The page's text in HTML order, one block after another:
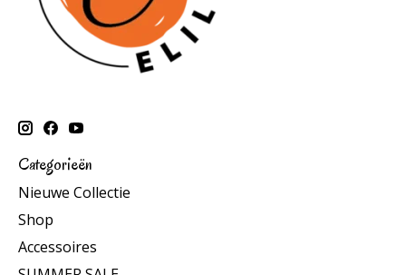
Categorieën
Nieuwe Collectie
Shop
Accessoires